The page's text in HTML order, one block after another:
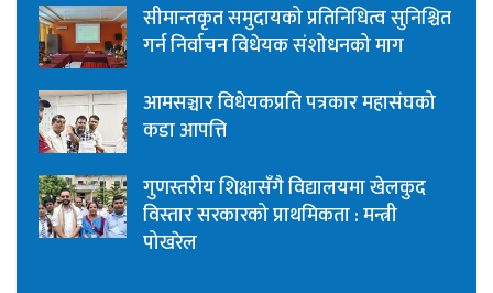
सीमान्तकृत समुदायको प्रतिनिधित्व सुनिश्चित
गर्न निर्वाचन विधेयक संशोधनको माग
आमसञ्चार विधेयकप्रति पत्रकार महासंघको
कडा आपत्ति
गुणस्तरीय शिक्षासँगै विद्यालयमा खेलकुद
विस्तार सरकारको प्राथमिकता : मन्त्री
पोखरेल